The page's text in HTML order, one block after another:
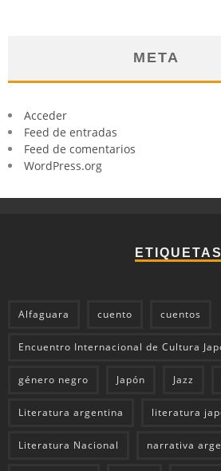
META
Acceder
Feed de entradas
Feed de comentarios
WordPress.org
ETIQUETAS
Alfaguara cuento cuentos
Encuentro Internacional de Cultura
género negro Japón Jazz
Literatura argentina literatura
Literatura Nacional narrativa